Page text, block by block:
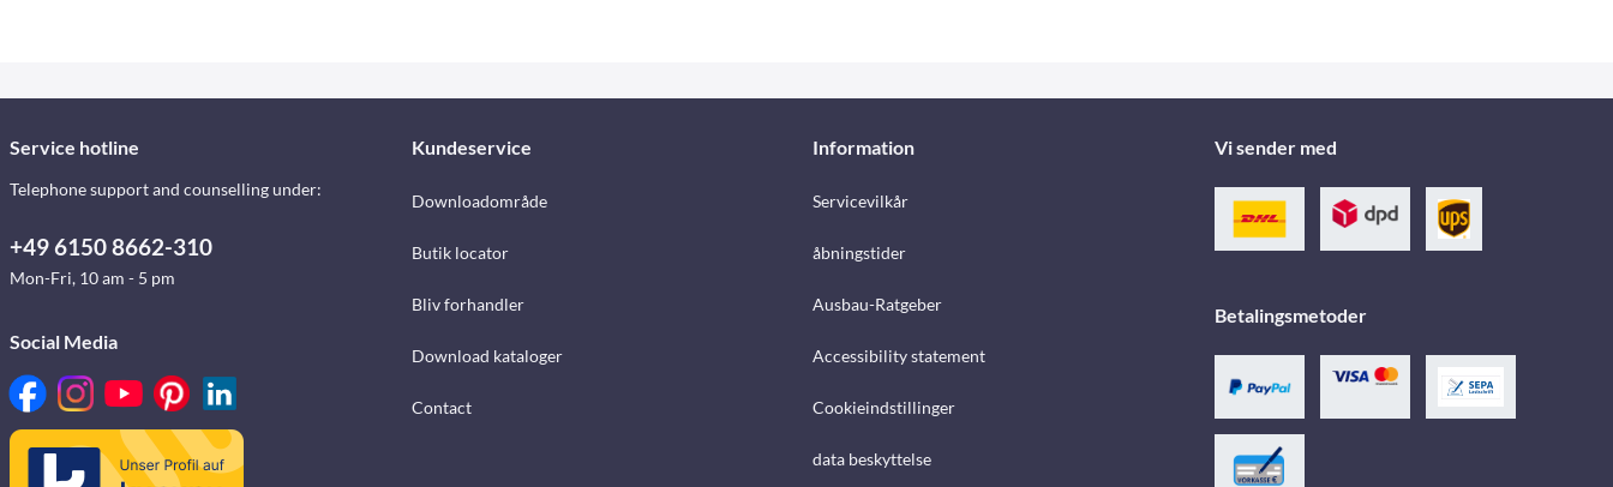
Service hotline
Telephone support and counselling under:
+49 6150 8662-310
Mon-Fri, 10 am - 5 pm
Social Media
Kundeservice
Downloadområde
Butik locator
Bliv forhandler
Download kataloger
Contact
Information
Servicevilkår
åbningstider
Ausbau-Ratgeber
Accessibility statement
Cookieindstillinger
data beskyttelse
Vi sender med
Betalingsmetoder